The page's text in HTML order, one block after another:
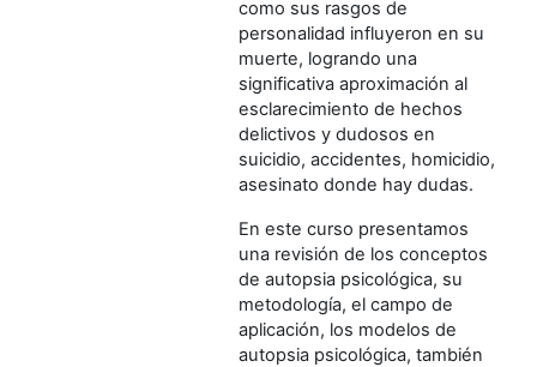
como sus rasgos de
personalidad influyeron en su
muerte, logrando una
significativa aproximación al
esclarecimiento de hechos
delictivos y dudosos en
suicidio, accidentes, homicidio,
asesinato donde hay dudas.
En este curso presentamos
una revisión de los conceptos
de autopsia psicológica, su
metodología, el campo de
aplicación, los modelos de
autopsia psicológica, también